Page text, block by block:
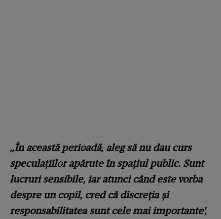
„În această perioadă, aleg să nu dau curs
speculațiilor apărute în spațiul public. Sunt
lucruri sensibile, iar atunci când este vorba
despre un copil, cred că discreția și
responsabilitatea sunt cele mai importante',